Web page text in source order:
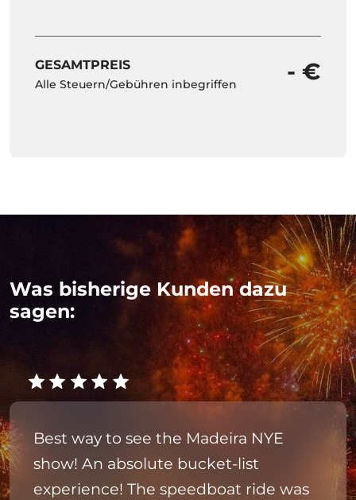
GESAMTPREIS
Alle Steuern/Gebühren inbegriffen - €
Was bisherige Kunden dazu
sagen:
Best way to see the Madeira NYE
show! An absolute bucket-list
experience! The speedboat ride was